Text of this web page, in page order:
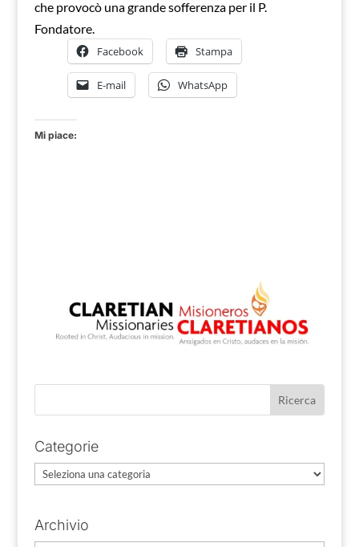
che provocò una grande sofferenza per il P.
Fondatore.
Facebook Stampa
E-mail WhatsApp
Mi piace:
Categorie
Categorie
Archivio